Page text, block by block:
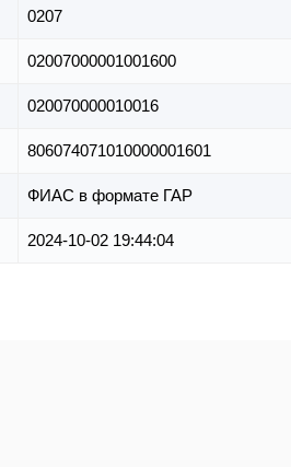
0207
02007000001001600
020070000010016
806074071010000001601
ФИАС в формате ГАР
2024-10-02 19:44:04